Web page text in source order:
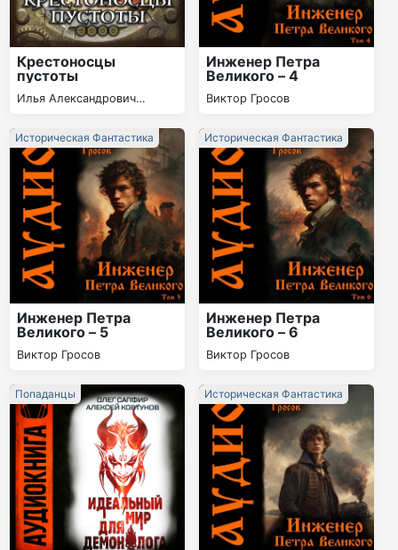
Крестоносцы
пустоты
Илья Александрович
Инженер Петра
Великого – 4
Виктор Гросов
Инженер Петра
Великого – 5
Виктор Гросов
Историческая Фантастика
Инженер Петра
Великого – 6
Виктор Гросов
Историческая Фантастика
Попаданцы Историческая Фантастика